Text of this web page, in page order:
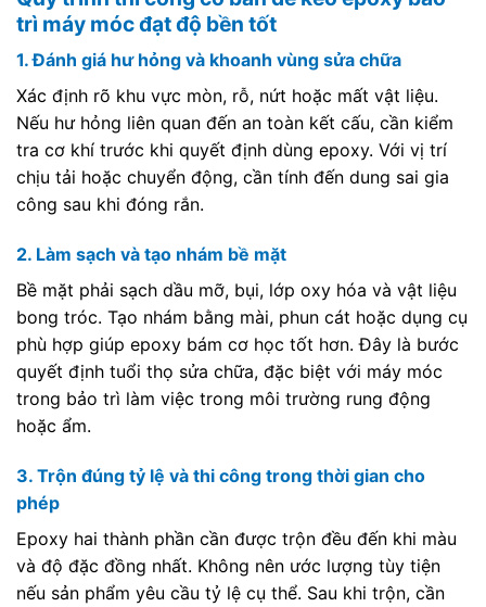
trì máy móc đạt độ bền tốt
1. Đánh giá hư hỏng và khoanh vùng sửa chữa
Xác định rõ khu vực mòn, rỗ, nứt hoặc mất vật liệu.
Nếu hư hỏng liên quan đến an toàn kết cấu, cần kiểm
tra cơ khí trước khi quyết định dùng epoxy. Với vị trí
chịu tải hoặc chuyển động, cần tính đến dung sai gia
công sau khi đóng rắn.
2. Làm sạch và tạo nhám bề mặt
Bề mặt phải sạch dầu mỡ, bụi, lớp oxy hóa và vật liệu
bong tróc. Tạo nhám bằng mài, phun cát hoặc dụng cụ
phù hợp giúp epoxy bám cơ học tốt hơn. Đây là bước
quyết định tuổi thọ sửa chữa, đặc biệt với máy móc
trong bảo trì làm việc trong môi trường rung động
hoặc ẩm.
3. Trộn đúng tỷ lệ và thi công trong thời gian cho
phép
Epoxy hai thành phần cần được trộn đều đến khi màu
và độ đặc đồng nhất. Không nên ước lượng tùy tiện
nếu sản phẩm yêu cầu tỷ lệ cụ thể. Sau khi trộn, cần